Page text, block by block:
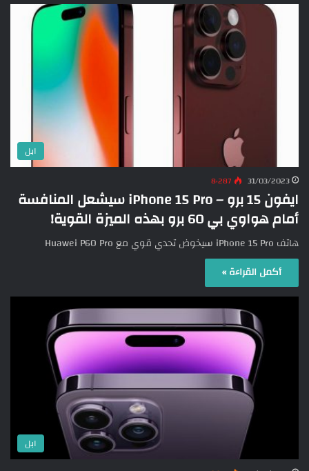
ابل
31/03/2023 8٬287
ايفون 15 برو – iPhone 15 Pro سيشعل المنافسة
أمام هواوي بي 60 برو بهذه الميزة القوية!
هاتف iPhone 15 Pro سيخوض تحدي قوي مع Huawei P60 Pro
أكمل القراءة »
ابل